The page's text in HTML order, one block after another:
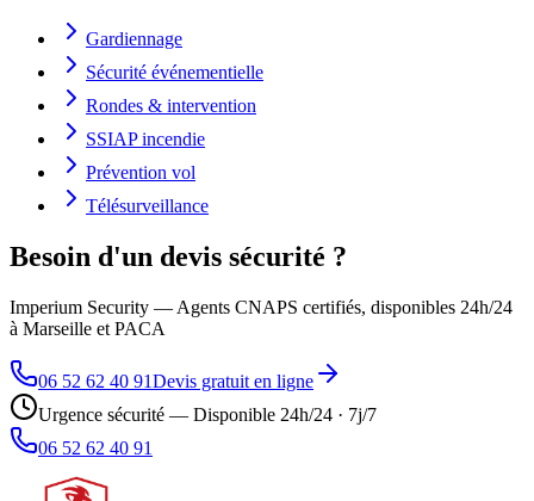
Gardiennage
Sécurité événementielle
Rondes & intervention
SSIAP incendie
Prévention vol
Télésurveillance
Besoin d'un devis sécurité ?
Imperium Security — Agents CNAPS certifiés, disponibles 24h/24
à Marseille et PACA
06 52 62 40 91Devis gratuit en ligne
Urgence sécurité — Disponible 24h/24 · 7j/7
06 52 62 40 91